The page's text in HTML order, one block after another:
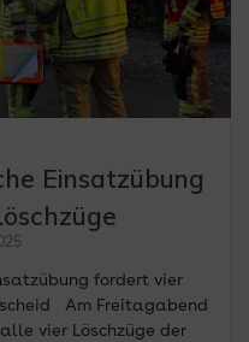
Einsatzübung
fordert vier
Am Freitagabend
vier Löschzüge der